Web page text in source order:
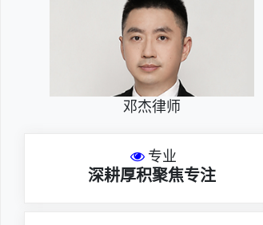
邓杰律师
专业
深耕厚积聚焦专注